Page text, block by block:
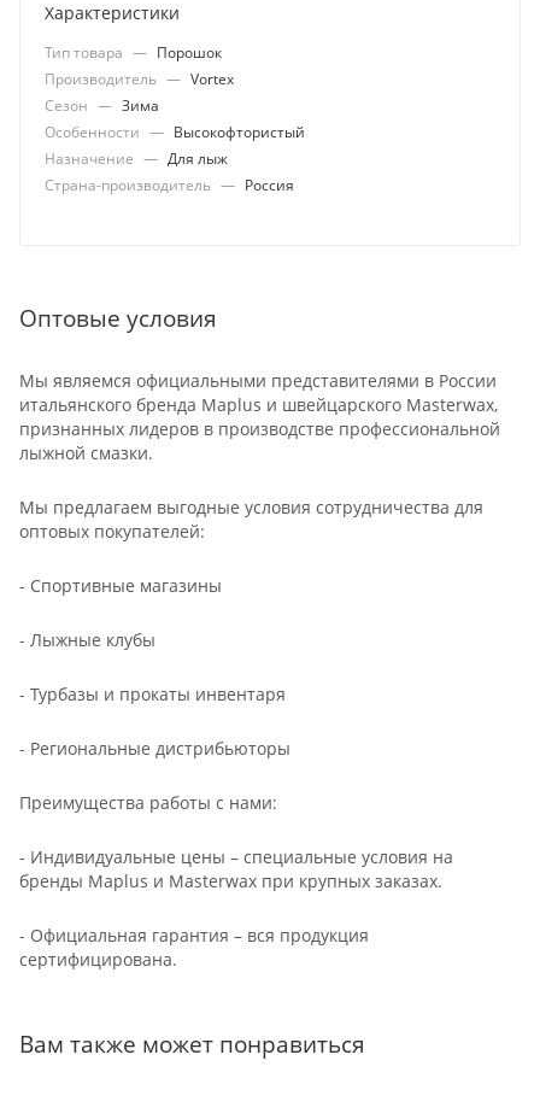
Характеристики
Тип товара — Порошок
Производитель — Vortex
Сезон — Зима
Особенности — Высокофтористый
Назначение — Для лыж
Страна-производитель — Россия
Оптовые условия
Мы являемся официальными представителями в России
итальянского бренда Maplus и швейцарского Masterwax,
признанных лидеров в производстве профессиональной
лыжной смазки.
Мы предлагаем выгодные условия сотрудничества для
оптовых покупателей:
- Спортивные магазины
- Лыжные клубы
- Турбазы и прокаты инвентаря
- Региональные дистрибьюторы
Преимущества работы с нами:
- Индивидуальные цены – специальные условия на
бренды Maplus и Masterwax при крупных заказах.
- Официальная гарантия – вся продукция
сертифицирована.
Вам также может понравиться